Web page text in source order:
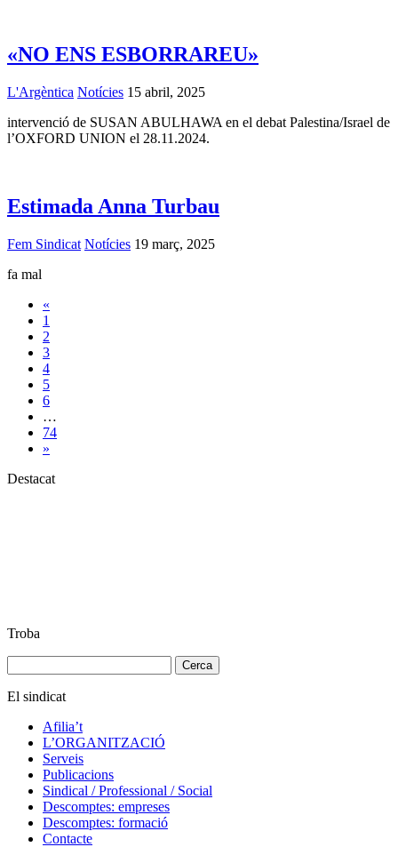
«NO ENS ESBORRAREU»
L'Argèntica Notícies 15 abril, 2025
intervenció de SUSAN ABULHAWA en el debat Palestina/Israel de
l’OXFORD UNION el 28.11.2024.
Estimada Anna Turbau
Fem Sindicat Notícies 19 març, 2025
fa mal
«
1
2
3
4
5
6
…
74
»
Destacat
Troba
El sindicat
Afilia’t
L’ORGANITZACIÓ
Serveis
Publicacions
Sindical / Professional / Social
Descomptes: empreses
Descomptes: formació
Contacte